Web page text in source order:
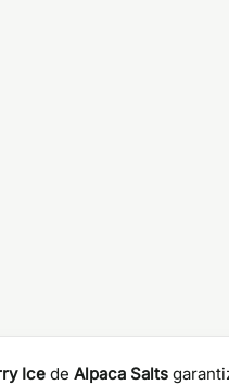
Ice de Alpaca Salts